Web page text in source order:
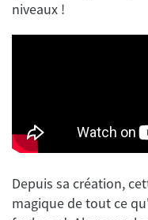
Depuis sa création,
magique de tout ce